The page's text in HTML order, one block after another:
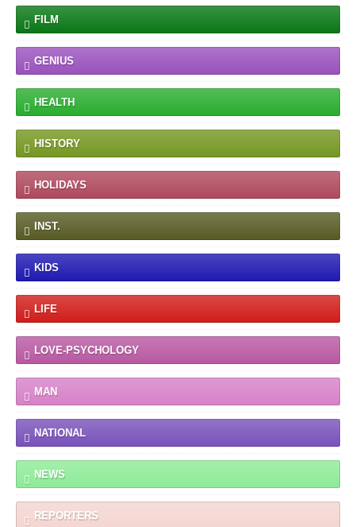
FILM
GENIUS
HEALTH
HISTORY
HOLIDAYS
INST.
KIDS
LIFE
LOVE-PSYCHOLOGY
MAN
NATIONAL
NEWS
REPORTERS